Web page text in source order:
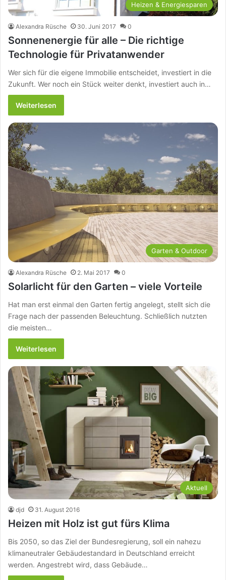
Heizen & Energiesparen
Alexandra Rüsche 30. Juni 2017 0
Sonnenenergie für alle – Die richtige
Technologie für Privatanwender
Wer sich für die eigene Immobilie entscheidet, investiert in die
Zukunft. Wer noch ein Stück weiter denkt, investiert auch in…
Weiterlesen
Garten & Outdoor
Alexandra Rüsche 2. Mai 2017 0
Solarlicht für den Garten – viele Vorteile
Hat man erst einmal den Garten fertig angelegt, stellt sich die
Frage nach der passenden Beleuchtung. Schließlich nutzten
die meisten…
Weiterlesen
Aktuell
djd 31. August 2016
Heizen mit Holz ist gut fürs Klima
Bis 2050, so das Ziel der Bundesregierung, soll ein nahezu
klimaneutraler Gebäudestandard in Deutschland erreicht
werden. Angestrebt wird, dass Gebäude…